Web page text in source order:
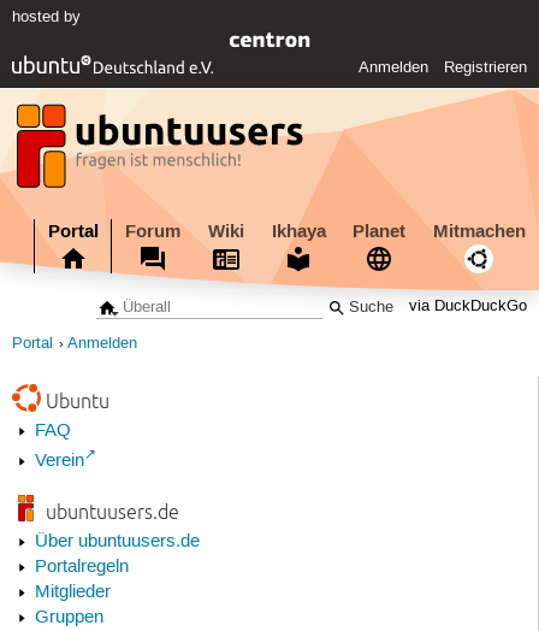
hosted by
Anmelden Registrieren
Portal Forum Wiki Ikhaya Planet Mitmachen
via DuckDuckGo
Portal Anmelden
Ubuntu
FAQ
Verein
ubuntuusers.de
Über ubuntuusers.de
Portalregeln
Mitglieder
Gruppen